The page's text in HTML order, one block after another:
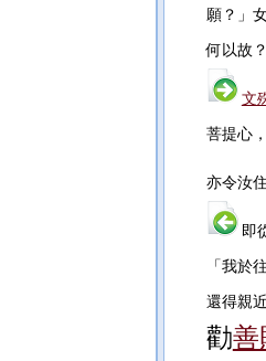
願？」
何以故
文
菩提心
亦令汝
即
「我於
還得親
勸善